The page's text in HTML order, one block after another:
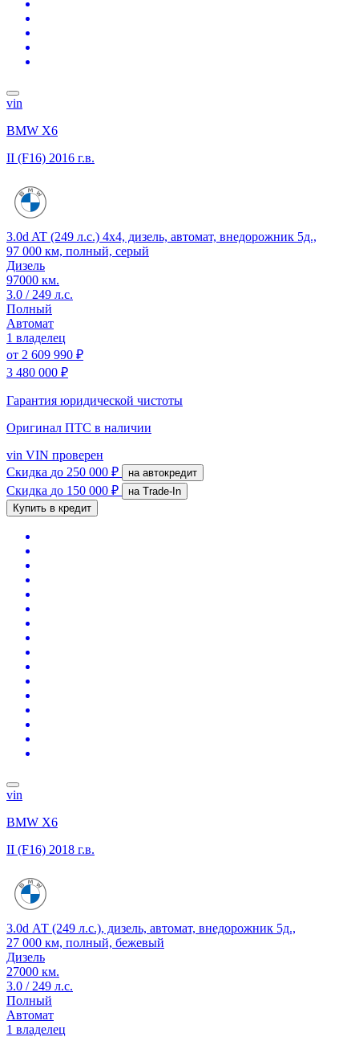
vin
BMW X6
II (F16) 2016 г.в.
3.0d AT (249 л.с.) 4x4, дизель, автомат, внедорожник 5д.,
97 000 км, полный, серый
Дизель
97000 км.
3.0 / 249 л.с.
Полный
Автомат
1 владелец
от 2 609 990 ₽
3 480 000 ₽
Гарантия юридической чистоты
Оригинал ПТС в наличии
vin VIN проверен
Скидка до 250 000 ₽ на автокредит
Скидка до 150 000 ₽
на Trade-In
Купить в кредит
vin
BMW X6
II (F16) 2018 г.в.
3.0d АТ (249 л.с.), дизель, автомат, внедорожник 5д.,
27 000 км, полный, бежевый
Дизель
27000 км.
3.0 / 249 л.с.
Полный
Автомат
1 владелец